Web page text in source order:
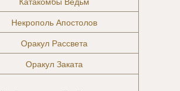
Некрополь Апостолов
Оракул Рассвета
Оракул Заката